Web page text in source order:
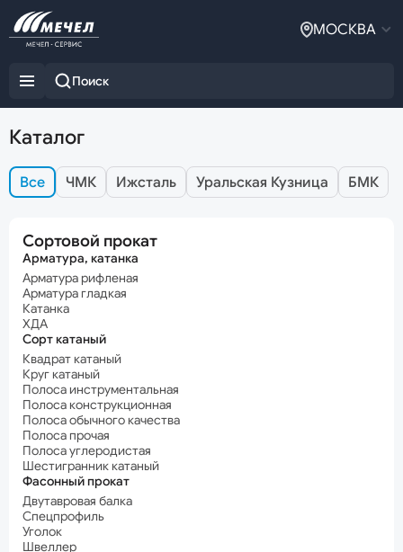
МОСКВА
Каталог
Все ЧМК Ижсталь Уральская Кузница БМК
Сортовой прокат
Арматура, катанка
Арматура рифленая
Арматура гладкая
Катанка
ХДА
Сорт катаный
Квадрат катаный
Круг катаный
Полоса инструментальная
Полоса конструкционная
Полоса обычного качества
Полоса прочая
Полоса углеродистая
Шестигранник катаный
Фасонный прокат
Двутавровая балка
Спецпрофиль
Уголок
Швеллер